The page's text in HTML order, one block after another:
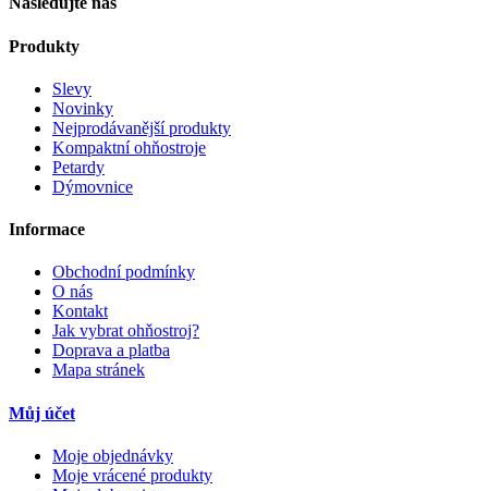
Produkty
Slevy
Novinky
Nejprodávanější produkty
Kompaktní ohňostroje
Petardy
Dýmovnice
Informace
Obchodní podmínky
O nás
Kontakt
Jak vybrat ohňostroj?
Doprava a platba
Mapa stránek
Můj účet
Moje objednávky
Moje vrácené produkty